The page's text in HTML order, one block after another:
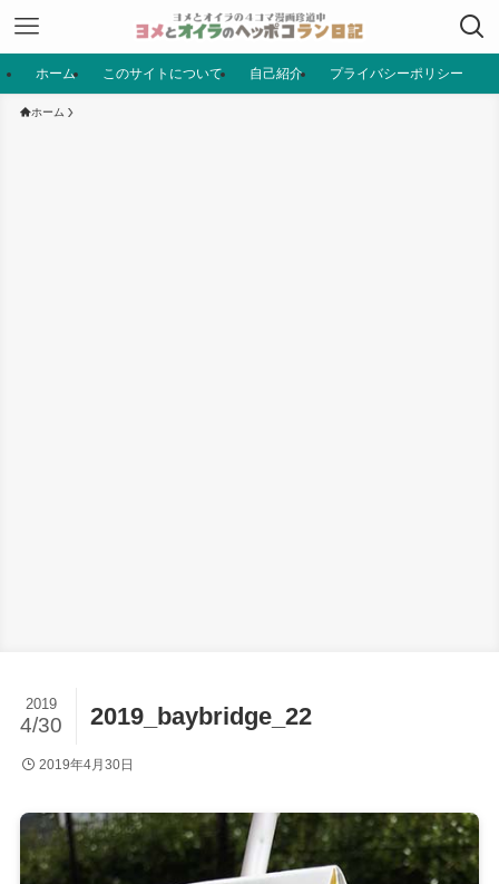
ホーム このサイトについて 自己紹介 プライバシーポリシー
ホーム
2019_baybridge_22
2019
4/30
2019年4月30日